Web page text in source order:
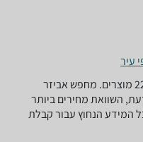
עיר
אביזרים לכלי מיתר ‏מיתר -נמצאו 223 מוצרים. מחפש אביזר
השוואת מחירים ביותר
המידע הנחוץ עבור קבלת